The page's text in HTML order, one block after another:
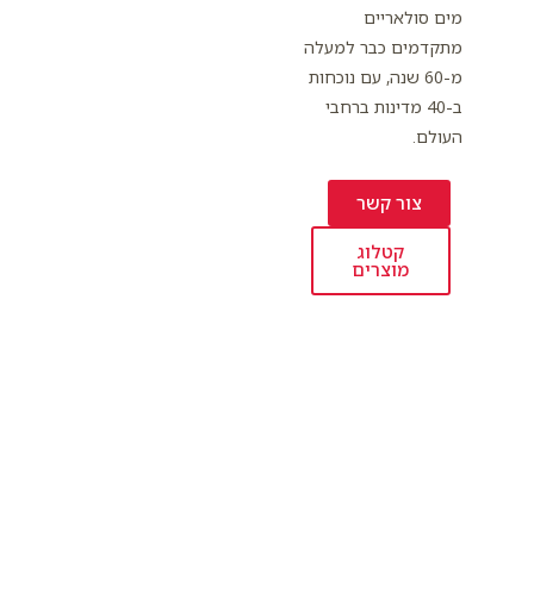
מים סולאריים
מתקדמים כבר למעלה
מ-60 שנה, עם נוכחות
ב-40 מדינות ברחבי
העולם.
צור קשר
קטלוג
מוצרים